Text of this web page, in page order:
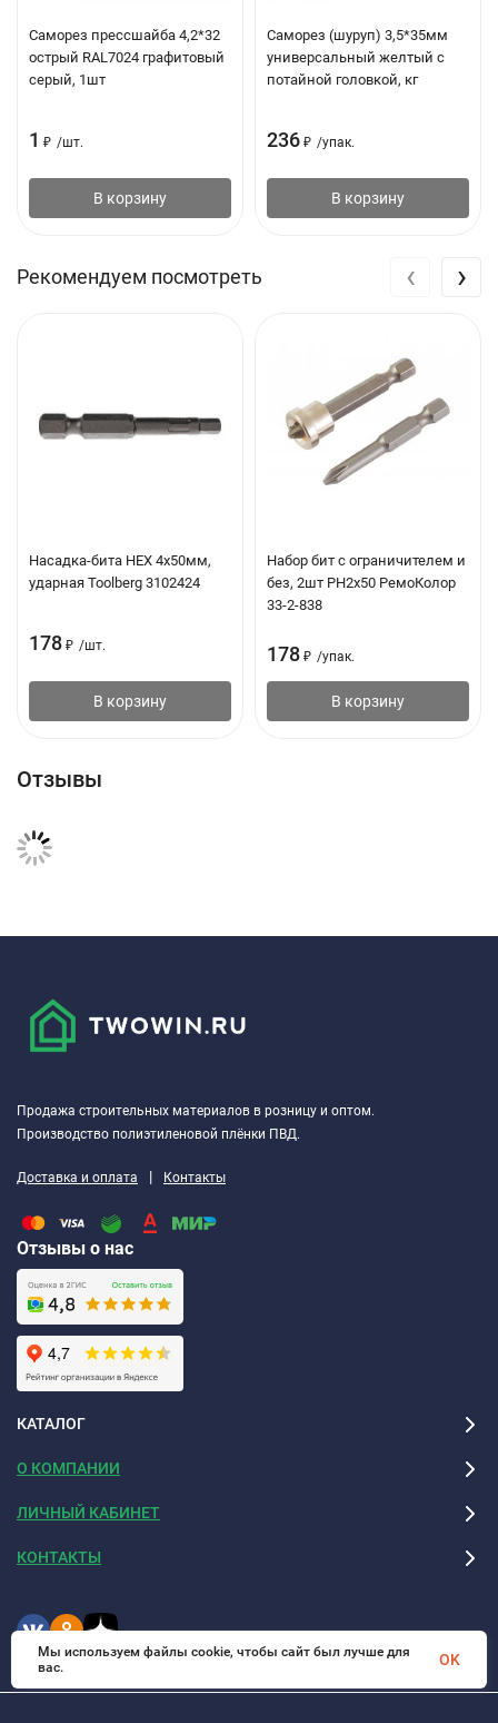
Саморез прессшайба 4,2*32
острый RAL7024 графитовый
серый, 1шт
1 ₽ /шт.
В корзину
Саморез (шуруп) 3,5*35мм
универсальный желтый с
потайной головкой, кг
236 ₽ /упак.
В корзину
Рекомендуем посмотреть
Насадка-бита HEX 4х50мм,
ударная Toolberg 3102424
178 ₽ /шт.
В корзину
Набор бит с ограничителем и
без, 2шт PH2х50 РемоКолор
33-2-838
178 ₽ /упак.
В корзину
‹ ›
Отзывы
Продажа строительных материалов в розницу и оптом.
Производство полиэтиленовой плёнки ПВД.
Доставка и оплата | Контакты
Отзывы о нас
КАТАЛОГ
О КОМПАНИИ
ЛИЧНЫЙ КАБИНЕТ
КОНТАКТЫ
Мы используем файлы cookie, чтобы сайт был лучше для
вас.
OK